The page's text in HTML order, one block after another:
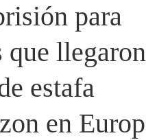
para
que llegaron
estafa
en